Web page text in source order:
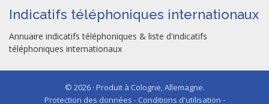
Indicatifs téléphoniques internationaux
Annuaire indicatifs téléphoniques & liste d'indicatifs
téléphoniques internationaux
© 2026 · Produit à Cologne, Allemagne.
Protection des données - Conditions d'utilisation -